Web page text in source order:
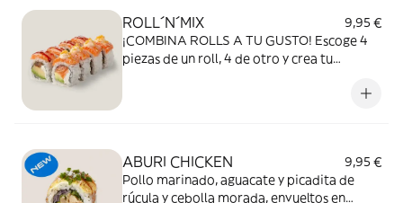
ROLL´N´MIX
9,95 €
¡COMBINA ROLLS A TU GUSTO! Escoge 4
piezas de un roll, 4 de otro y crea tu
ABURI CHICKEN
9,95 €
Pollo marinado, aguacate y picadita de
rúcula y cebolla morada, envueltos en